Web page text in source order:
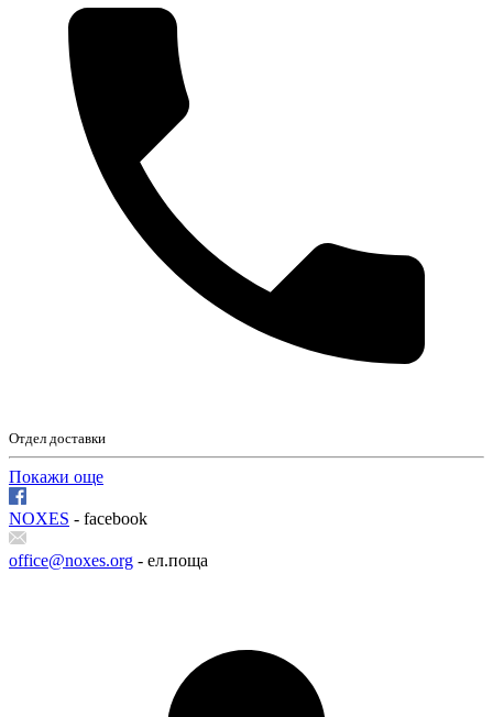
Отдел доставки
Покажи още
NOXES - facebook
office@noxes.org - ел.поща